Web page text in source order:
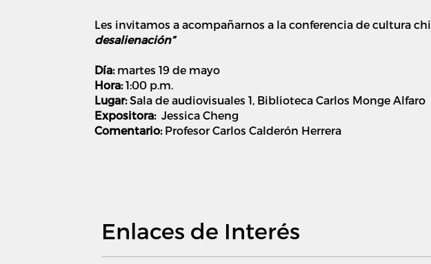
Les invitamos a acompañarnos a la conferencia de cultura
desalienación”
Día:martes 19 de mayo
Hora:1:00 p.m.
Lugar:Sala de audiovisuales 1, Biblioteca Carlos Monge Alfaro
Expositora: Jessica Cheng
Comentario:Profesor Carlos Calderón Herrera
Enlaces de Interés